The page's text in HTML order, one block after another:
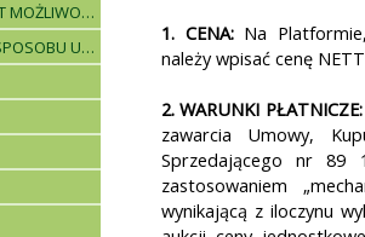
INFORMACJA NA TEMAT MOŻLIWOŚCI SKŁADANIA JEDNEJ OFERTY PRZEZ DWA LUB WIĘCEJ PODMIOTÓW ORAZ UCZESTNICTWA PODWYKONAWCÓW
KOMUNIKACJA I OPIS SPOSOBU UDZIELANIA WYJAŚNIEŃ
1. CENA:Na
należy wpisać cenę
2. WARUNKI PŁATNICZE:
zawarcia Umowy,
Sprzedającego nr 89
zastosowaniem
wynikającą z iloczynu